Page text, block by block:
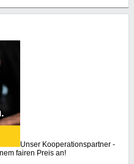
Unser Kooperationspartner -
fairen Preis an!